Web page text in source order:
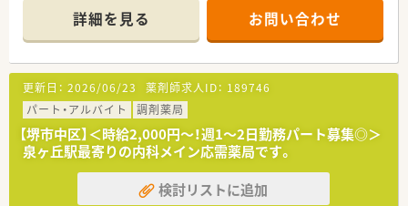
役員など、将来的なキャリアパスが豊富です。
■社長は女性で、管理薬剤師として働いておられるため、経営者
との距離が近いです。
■社長自身がお子様もいらっしゃる事から、子育てし易い環境を
目指しておられます。
詳細を見る お問い合わせ
更新日： 2026/06/23 薬剤師求人ID： 189746
パート・アルバイト
調剤薬局
【堺市中区】＜時給2,000円～！週1～2日勤務パート募集◎＞
泉ヶ丘駅最寄りの内科メイン応需薬局です。
検討リストに追加